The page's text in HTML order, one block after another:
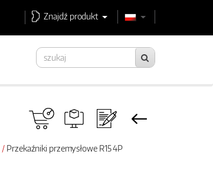
Znajdź produkt
Przekaźniki przemysłowe R15 4P